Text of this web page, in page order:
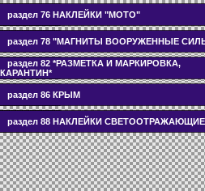
раздел 76 НАКЛЕЙКИ "МОТО"
раздел 78 "МАГНИТЫ ВООРУЖЕННЫЕ
раздел 82 *РАЗМЕТКА И МАРКИРОВКА,
КАРАНТИН*
раздел 86 КРЫМ
раздел 88 НАКЛЕЙКИ СВЕТООТРАЖАЮЩИЕ